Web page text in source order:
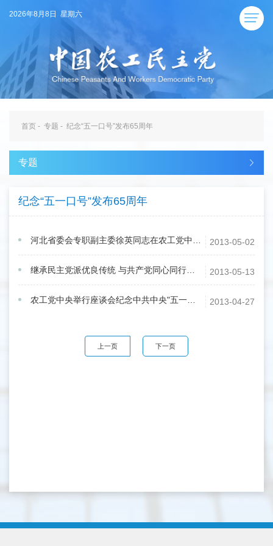
2026年8月8日 星期六
首页 - 专题 - 纪念“五一口号”发布65周年
专题
纪念“五一口号”发布65周年
2013-05-02
河北省委会专职副主委徐英同志在农工党中央纪念中共“五一口号”发布65周年座谈会上的发言
2013-05-13
继承民主党派优良传统 与共产党同心同行同向未来
2013-04-27
农工党中央举行座谈会纪念中共中央"五一口号"发布65周年—陈竺讲话、刘晓峰主持
上一页 下一页